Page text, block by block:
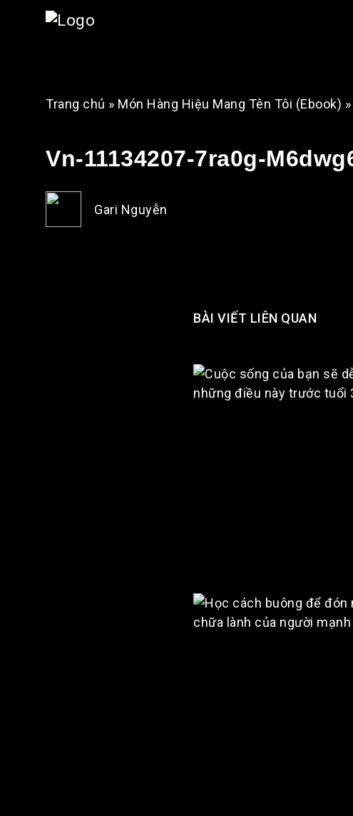
Trang chủ » Món Hàng Hiệu Mang Tên Tôi (Ebook) »
Vn-11134207-7ra0g-
Gari Nguyễn
BÀI VIẾT LIÊN QUAN